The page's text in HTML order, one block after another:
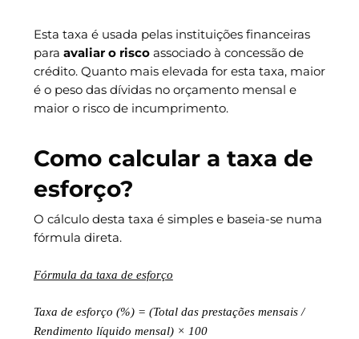
Esta taxa é usada pelas instituições financeiras
para avaliar o riscoassociado à concessão de
crédito. Quanto mais elevada for esta taxa, maior
é o peso das dívidas no orçamento mensal e
maior o risco de incumprimento.
Como calcular a taxa de
esforço?
O cálculo desta taxa é simples e baseia-se numa
fórmula direta.
Fórmula da taxa de esforço
Taxa de esforço (%) = (Total das prestações mensais /
Rendimento líquido mensal) × 100